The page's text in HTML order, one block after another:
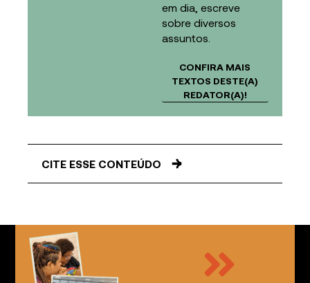
em dia, escreve
sobre diversos
assuntos.
CONFIRA MAIS
TEXTOS DESTE(A)
REDATOR(A)!
CITE ESSE CONTEÚDO